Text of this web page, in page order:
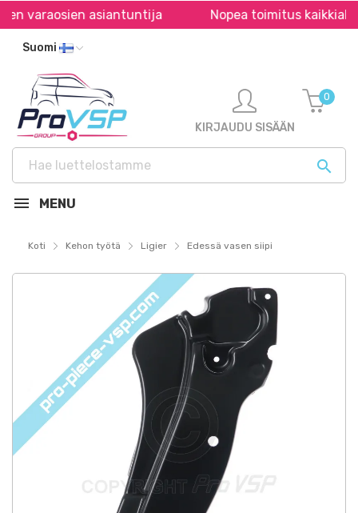
varaosien asiantuntija Nopea toimitus kaikkialla
Suomi

KIRJAUDU SISÄÄN
0
MENU
Koti Kehon työtä Ligier Edessä vasen siipi